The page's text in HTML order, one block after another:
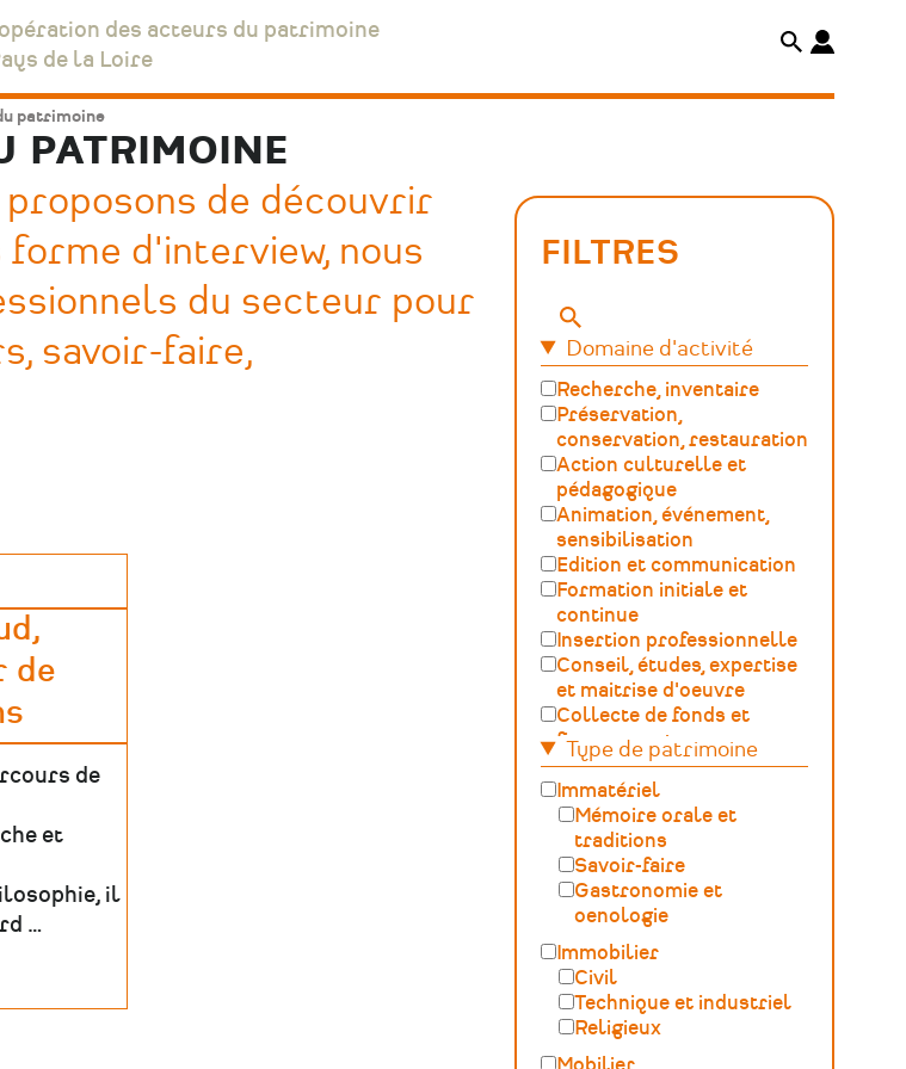
des acteurs du patrimoine
de la Loire
patrimoine
PATRIMOINE
de découvrir
d'interview, nous
du secteur pour
savoir-faire,
de
de
et
il
…
FILTRES
Mots-
clésDomaine d'activité
Recherche, inventaire
Préservation,
conservation, restauration
Action culturelle et
pédagogique
Animation, événement,
sensibilisation
Edition et communication
Formation initiale et
continue
Insertion professionnelle
Conseil, études, expertise
et maitrise d'oeuvre
Collecte de fonds et
financement
Gestion, développement,
ingénierie culturelle
Fédération – Syndicat
professionnel
Sciences du Patrimoine
(GOSP)
Archives /
Documentation
Conservation du
patrimoine et
archéologie
Humanités numériques
Type de patrimoine
Immatériel
Mémoire orale et
traditions
Savoir-faire
Gastronomie et
oenologie
Immobilier
Civil
Technique et industriel
Religieux